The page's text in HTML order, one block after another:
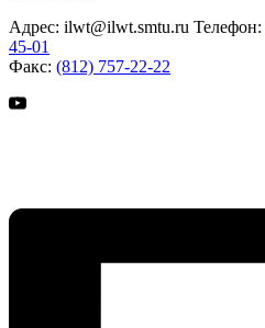
Адрес: ilwt@ilwt.smtu.ru Телефон:
45-01
Факс: (812) 757-22-22